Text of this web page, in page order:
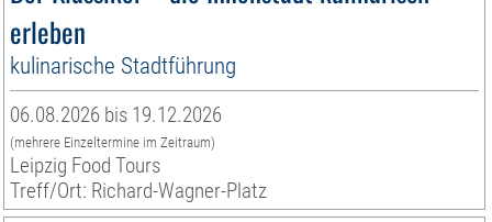
erleben
kulinarische Stadtführung
06.08.2026 bis 19.12.2026
(mehrere Einzeltermine im Zeitraum)
Leipzig Food Tours
Treff/Ort: Richard-Wagner-Platz